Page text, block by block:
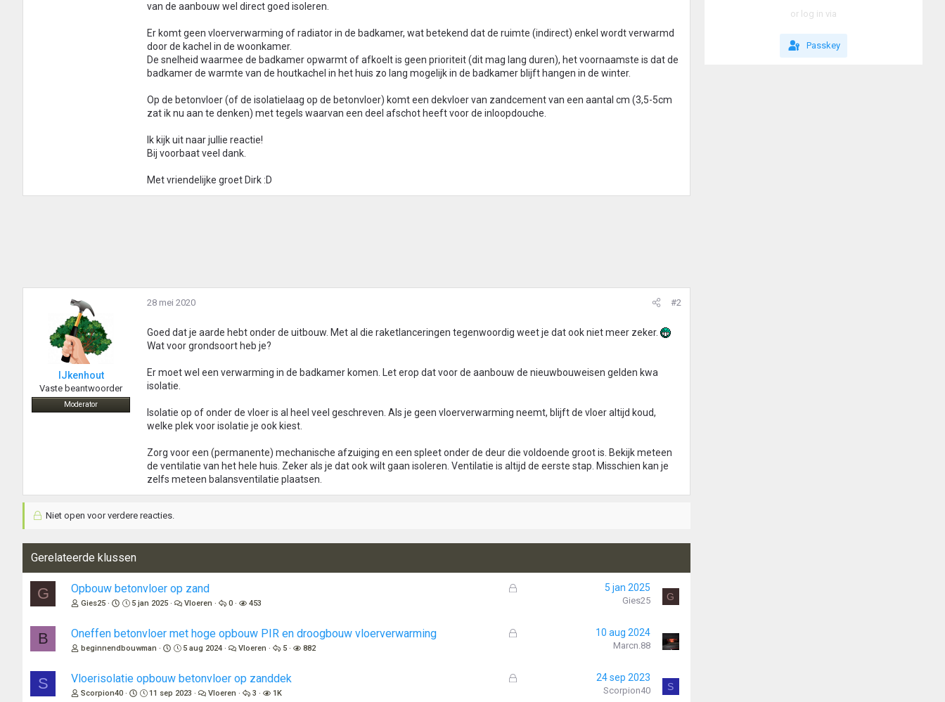
van de aanbouw wel direct goed isoleren.
Er komt geen vloerverwarming of radiator in de badkamer, wat betekend dat de ruimte (indirect) enkel wordt verwarmd
door de kachel in de woonkamer.
De snelheid waarmee de badkamer opwarmt of afkoelt is geen prioriteit (dit mag lang duren), het voornaamste is dat de
badkamer de warmte van de houtkachel in het huis zo lang mogelijk in de badkamer blijft hangen in de winter.
Op de betonvloer (of de isolatielaag op de betonvloer) komt een dekvloer van zandcement van een aantal cm (3,5-5cm
zat ik nu aan te denken) met tegels waarvan een deel afschot heeft voor de inloopdouche.
Ik kijk uit naar jullie reactie!
Bij voorbaat veel dank.
Met vriendelijke groet Dirk :D
IJkenhout
Vaste beantwoorder
Moderator
28 mei 2020 #2
Goed dat je aarde hebt onder de uitbouw. Met al die raketlanceringen tegenwoordig weet je dat ook niet meer zeker.
Wat voor grondsoort heb je?
Er moet wel een verwarming in de badkamer komen. Let erop dat voor de aanbouw de nieuwbouweisen gelden kwa
isolatie.
Isolatie op of onder de vloer is al heel veel geschreven. Als je geen vloerverwarming neemt, blijft de vloer altijd koud,
welke plek voor isolatie je ook kiest.
Zorg voor een (permanente) mechanische afzuiging en een spleet onder de deur die voldoende groot is. Bekijk meteen
de ventilatie van het hele huis. Zeker als je dat ook wilt gaan isoleren. Ventilatie is altijd de eerste stap. Misschien kan je
zelfs meteen balansventilatie plaatsen.
Niet open voor verdere reacties.
Gerelateerde klussen
G
G
o
n
Opbouw betonvloer op zand
Gies25 5 jan 2025 Vloeren 0 453
5 jan 2025
Gies25 G
B
G
o
Oneffen betonvloer met hoge opbouw PIR en droogbouw vloerverwarming
beginnendbouwman 5 aug 2024 Vloeren 5 882
10 aug 2024
Marcn.88
S
G
Vloerisolatie opbouw betonvloer op zanddek
Scorpion40 11 sep 2023 Vloeren 3 1K
24 sep 2023
Scorpion40 S
or log in via
Passkey